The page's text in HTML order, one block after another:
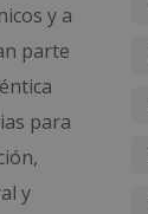
y a
parte
para
y